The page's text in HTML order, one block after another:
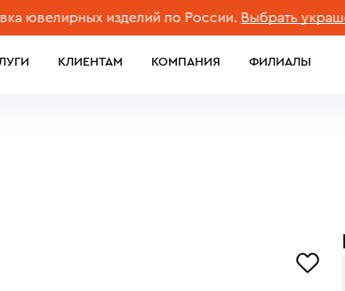
изделий по России. Выбрать украшение
КЛИЕНТАМ КОМПАНИЯ ФИЛИАЛЫ